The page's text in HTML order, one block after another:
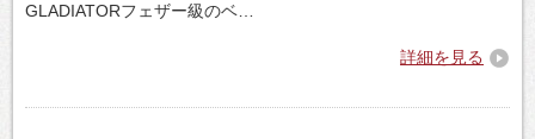
GLADIATORフェザー級のベ…
詳細を見る